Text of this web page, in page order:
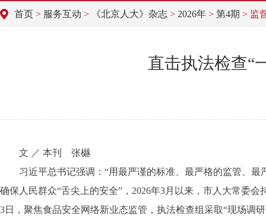
首页 > 服务互动 > 《北京人大》杂志 > 2026年 > 第4期 > 监
直击执法检查“
文 ／ 本刊 张樾
习近平总书记强调：“用最严谨的标准、最严格的监管、最
确保人民群众“舌尖上的安全”，2026年3月以来，市人大常委
3日，聚焦食品安全网络新业态监管，执法检查组采取“现场调